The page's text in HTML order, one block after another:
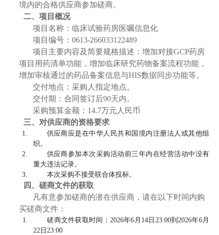
境内的合格供应商参加磋商。
二、项目概况
项目名称：临床试验药房医嘱信息化
项目编号：0613-266033122489
项目主要内容及简要规格描述：增加对接GCP药房
项目用药清单功能，增加临床研究药物备案流程功能，
增加审核通过的药品备案信息与HIS数据同步功能等。
交付地点：采购人指定地点。
交付期：合同签订后90天内。
采购预算金额：14.7万元人民币
三、对供应商的资格要求
供应商应是在中华人民共和国境内注册法人或其他组
织。
供应商参加本次采购活动前三年内在经营活动中没有
重大违法记录。
本次采购不接受联合体投标。
四、磋商文件的获取
凡有意参加磋商的潜在供应商，请在以下时间内购
买磋商文件：
磋商文件获取时间：2026年6月14日23:00到2026年6月
22日23:00